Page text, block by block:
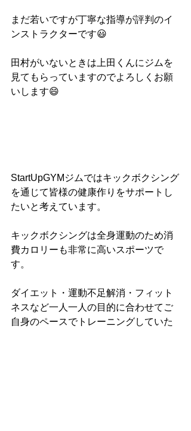
まだ若いですが丁寧な指導が評判のイ
ンストラクターです😃
田村がいないときは上田くんにジムを
見てもらっていますのでよろしくお願
いします😄
StartUpGYMジムではキックボクシング
を通じて皆様の健康作りをサポートし
たいと考えています。
キックボクシングは全身運動のため消
費カロリーも非常に高いスポーツで
す。
ダイエット・運動不足解消・フィット
ネスなど一人一人の目的に合わせてご
自身のペースでトレーニングしていた